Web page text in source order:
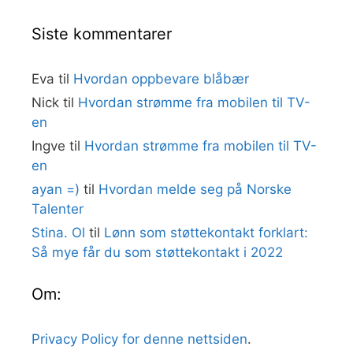
Siste kommentarer
Eva til Hvordan oppbevare blåbær
Nick til Hvordan strømme fra mobilen til TV-
en
Ingve til Hvordan strømme fra mobilen til TV-
en
ayan =) til Hvordan melde seg på Norske
Talenter
Stina. Ol til Lønn som støttekontakt forklart:
Så mye får du som støttekontakt i 2022
Om:
Privacy Policy for denne nettsiden.